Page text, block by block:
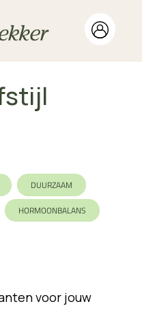
DUURZAAM
HORMOONBALANS